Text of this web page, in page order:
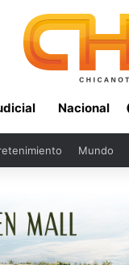
Nacional
Mundo